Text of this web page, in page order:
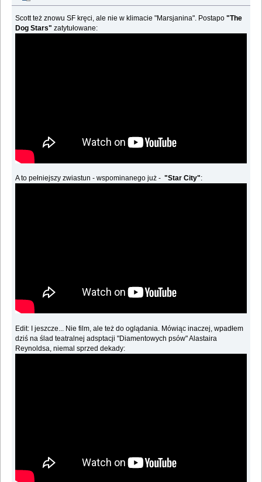
Scott też znowu SF kręci, ale nie w klimacie "Marsjanina". Postapo"The
Dog Stars" zatytułowane:
A to pełniejszy zwiastun - wspominanego już -"Star City":
Edit: I jeszcze... Nie film, ale też do oglądania. Mówiąc inaczej, wpadłem
dziś na ślad teatralnej adsptacji "Diamentowych psów" Alastaira
Reynoldsa, niemal sprzed dekady: